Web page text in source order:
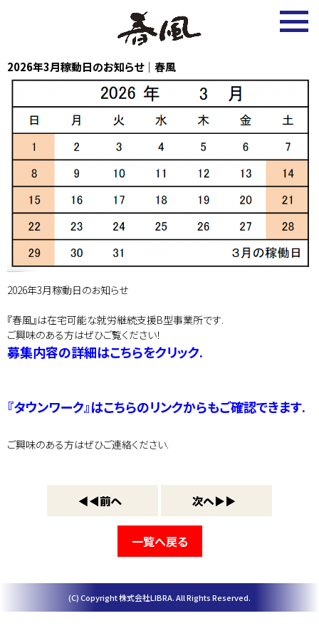
2026年3月稼動日のお知らせ｜春風
2026年3月稼動日のお知らせ
『春風』は在宅可能な就労継続支援B型事業所です.
ご興味のある方はぜひご覧ください！
募集内容の詳細はこちらをクリック.
『タウンワーク』はこちらのリンクからもご確認できます.
ご興味のある方はぜひご連絡ください.
一覧へ戻る
(C) Copyright 株式会社LIBRA. All Rights Reserved.